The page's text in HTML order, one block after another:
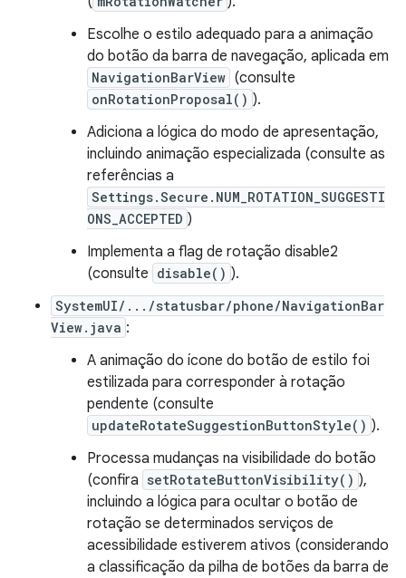
Escolhe o estilo adequado para a animação
do botão da barra de navegação, aplicada em
NavigationBarView (consulte
onRotationProposal() ).
Adiciona a lógica do modo de apresentação,
incluindo animação especializada (consulte as
referências a
Settings.Secure.NUM_ROTATION_SUGGESTI
ONS_ACCEPTED )
Implementa a flag de rotação disable2
(consulte disable() ).
SystemUI/.../statusbar/phone/NavigationBar
View.java :
A animação do ícone do botão de estilo foi
estilizada para corresponder à rotação
pendente (consulte
updateRotateSuggestionButtonStyle() ).
Processa mudanças na visibilidade do botão
(confira setRotateButtonVisibility() ),
incluindo a lógica para ocultar o botão de
rotação se determinados serviços de
acessibilidade estiverem ativos (considerando
a classificação da pilha de botões da barra de